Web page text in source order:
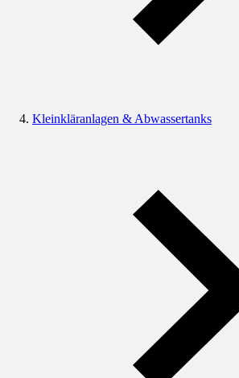
Kleinkläranlagen & Abwassertanks